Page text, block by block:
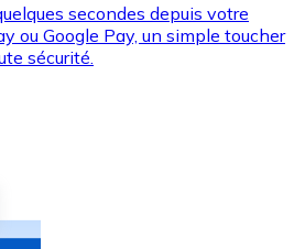
en espèces et d'autres
secondes depuis votre
ou Google Pay, un simple toucher
sécurité.